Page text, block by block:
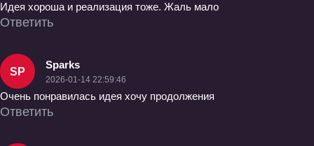
Идея хороша и реализация тоже. Жаль мало
Ответить
SP
Sparks
2026-01-14 22:59:46
Очень понравилась идея хочу продолжения
Ответить